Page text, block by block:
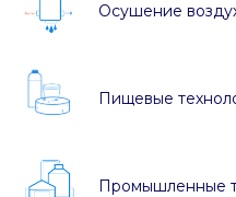
Осушение
Пищевые
Промышленные